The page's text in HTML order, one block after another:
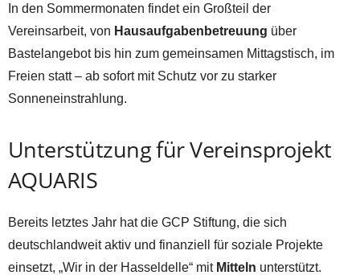
In den Sommermonaten findet ein Großteil der
Vereinsarbeit, von Hausaufgabenbetreuung über
Bastelangebot bis hin zum gemeinsamen Mittagstisch, im
Freien statt – ab sofort mit Schutz vor zu starker
Sonneneinstrahlung.
Unterstützung für Vereinsprojekt
AQUARIS
Bereits letztes Jahr hat die GCP Stiftung, die sich
deutschlandweit aktiv und finanziell für soziale Projekte
einsetzt, „Wir in der Hasseldelle“ mit Mitteln unterstützt.